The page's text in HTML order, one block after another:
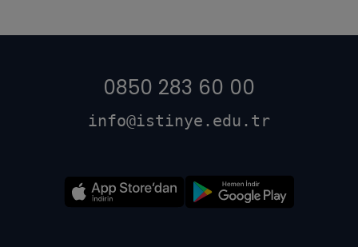
0850 283 60 00
info@istinye.edu.tr